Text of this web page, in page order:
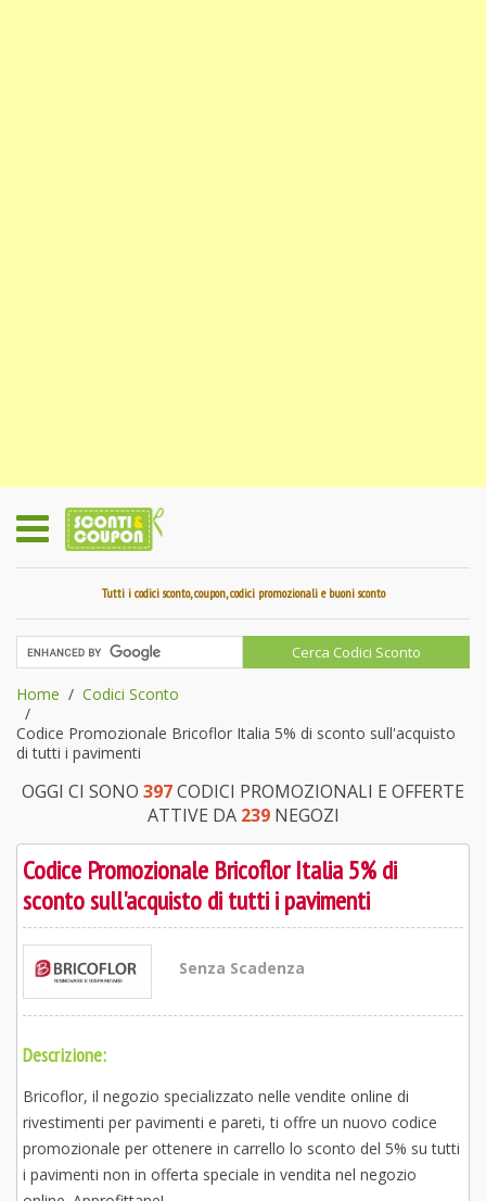
Tutti i codici sconto, coupon, codici promozionali e buoni sconto
Home
Codici Sconto
Codice Promozionale Bricoflor Italia 5% di sconto sull'acquisto
di tutti i pavimenti
OGGI CI SONO 397CODICI PROMOZIONALI E OFFERTE
ATTIVE DA 239NEGOZI
Codice Promozionale Bricoflor Italia 5% di
sconto sull'acquisto di tutti i pavimenti
Senza Scadenza
Descrizione:
Bricoflor, il negozio specializzato nelle vendite online di
rivestimenti per pavimenti e pareti, ti offre un nuovo codice
promozionale per ottenere in carrello lo sconto del 5% su tutti
i pavimenti non in offerta speciale in vendita nel negozio